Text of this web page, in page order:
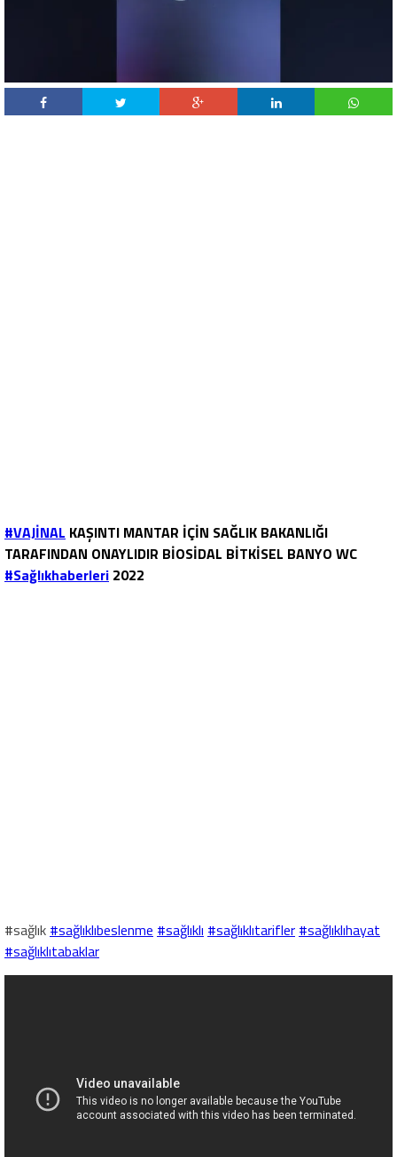
#VAJİNAL KAŞINTI MANTAR İÇİN SAĞLIK BAKANLIĞI
TARAFINDAN ONAYLIDIR BİOSİDAL BİTKİSEL BANYO WC
#Sağlıkhaberleri 2022
#sağlık #sağlıklıbeslenme #sağlıklı #sağlıklıtarifler #sağlıklıhayat
#sağlıklıtabaklar